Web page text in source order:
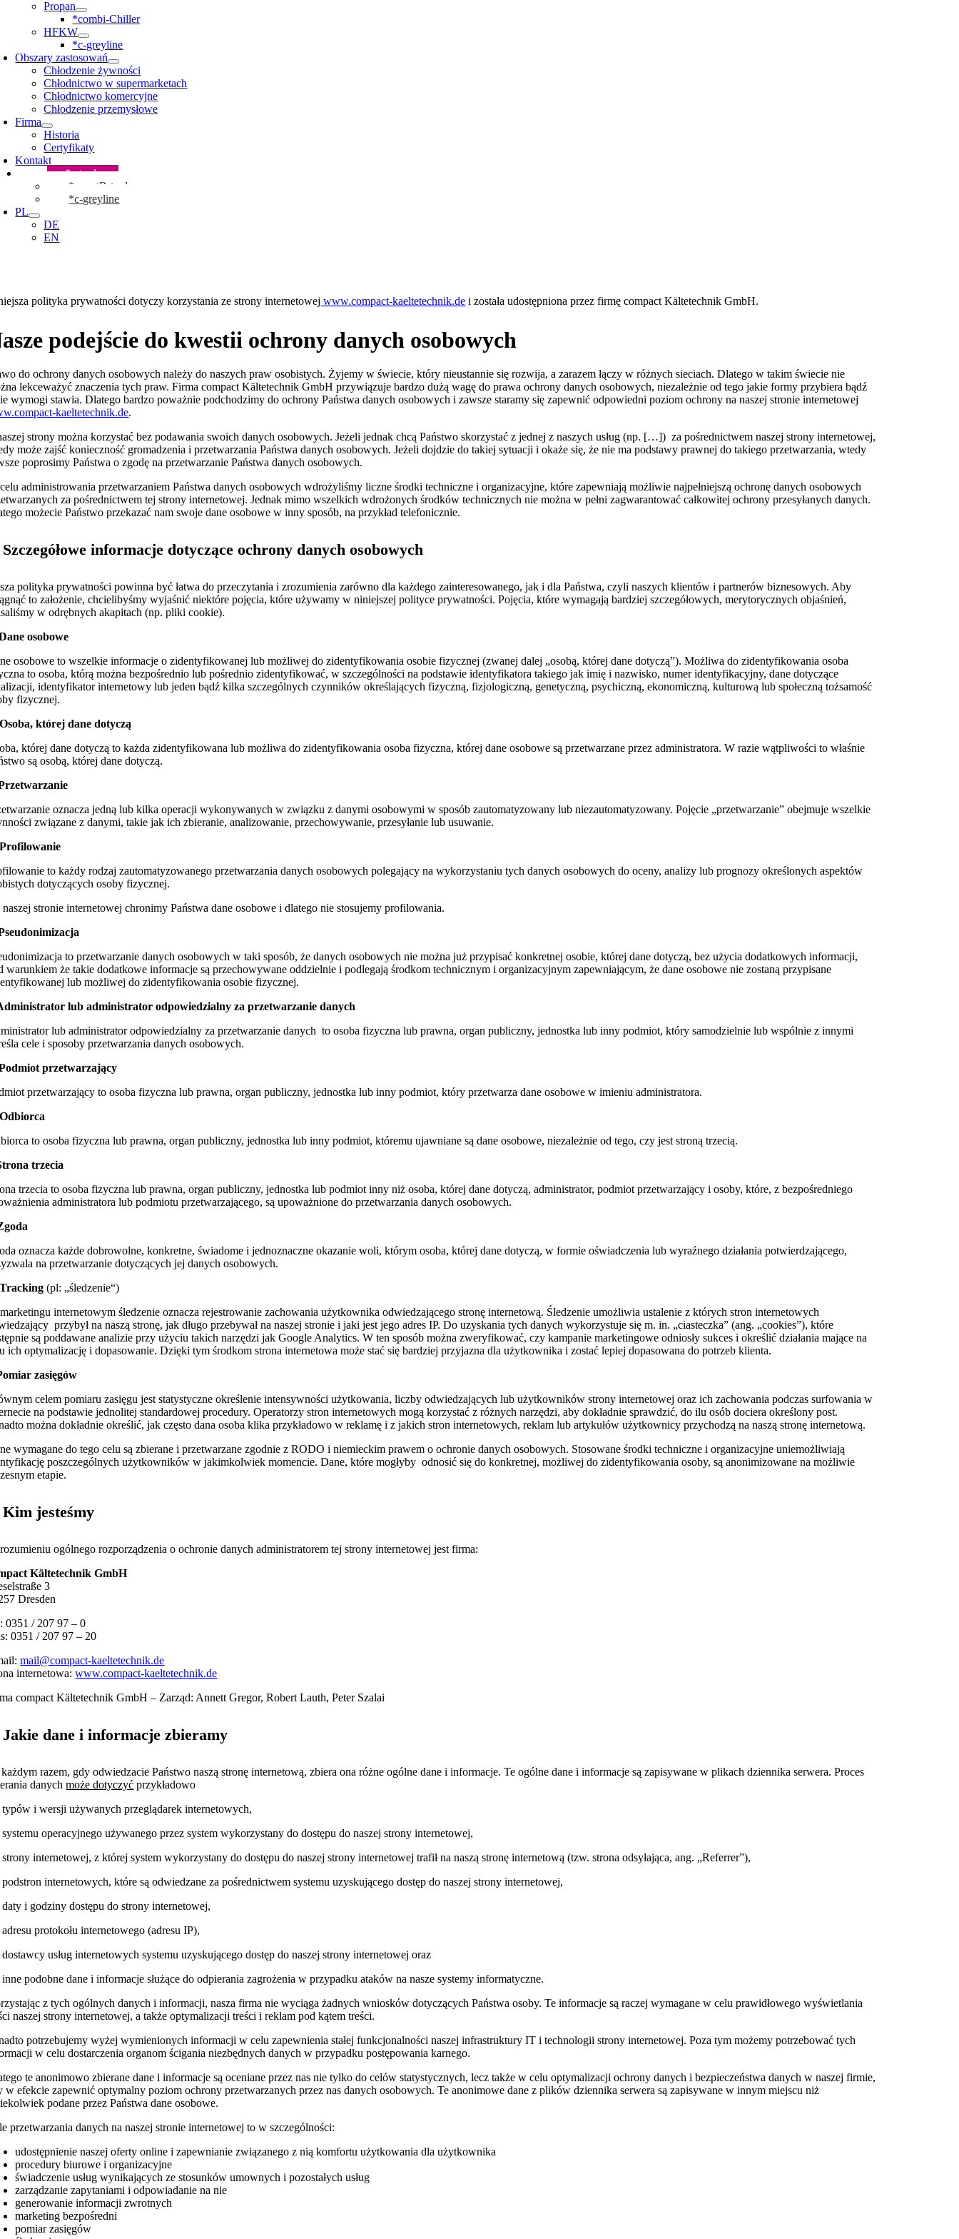
Propan
*combi-Chiller
HFKW
*c-greyline
Obszary zastosowań
Chłodzenie żywności
Chłodnictwo w supermarketach
Chłodnictwo komercyjne
Chłodzenie przemysłowe
Firma
Historia
Certyfikaty
Kontakt
*c-tools
*cmartR-tool
*c-greyline
PL
DE
EN
polityka prywatności dotyczy korzystania ze strony internetowej www.compact-kaeltetechnik.de i została udostępniona przez firmę compact Kältetechnik GmbH.
podejście do kwestii ochrony danych osobowych
do ochrony danych osobowych należy do naszych praw osobistych. Żyjemy w świecie, który nieustannie się rozwija, a zarazem łączy w różnych sieciach. Dlatego w takim świecie nie
lekceważyć znaczenia tych praw. Firma compact Kältetechnik GmbH przywiązuje bardzo dużą wagę do prawa ochrony danych osobowych, niezależnie od tego jakie formy przybiera bądź
wymogi stawia. Dlatego bardzo poważnie podchodzimy do ochrony Państwa danych osobowych i zawsze staramy się zapewnić odpowiedni poziom ochrony na naszej stronie internetowej
kaeltetechnik.de.
strony można korzystać bez podawania swoich danych osobowych. Jeżeli jednak chcą Państwo skorzystać z jednej z naszych usług (np. […]) za pośrednictwem naszej strony internetowej,
może zajść konieczność gromadzenia i przetwarzania Państwa danych osobowych. Jeżeli dojdzie do takiej sytuacji i okaże się, że nie ma podstawy prawnej do takiego przetwarzania, wtedy
poprosimy Państwa o zgodę na przetwarzanie Państwa danych osobowych.
administrowania przetwarzaniem Państwa danych osobowych wdrożyliśmy liczne środki techniczne i organizacyjne, które zapewniają możliwie najpełniejszą ochronę danych osobowych
za pośrednictwem tej strony internetowej. Jednak mimo wszelkich wdrożonych środków technicznych nie można w pełni zagwarantować całkowitej ochrony przesyłanych danych.
możecie Państwo przekazać nam swoje dane osobowe w inny sposób, na przykład telefonicznie.
informacje dotyczące ochrony danych osobowych
polityka prywatności powinna być łatwa do przeczytania i zrozumienia zarówno dla każdego zainteresowanego, jak i dla Państwa, czyli naszych klientów i partnerów biznesowych. Aby
to założenie, chcielibyśmy wyjaśnić niektóre pojęcia, które używamy w niniejszej polityce prywatności. Pojęcia, które wymagają bardziej szczegółowych, merytorycznych objaśnień,
w odrębnych akapitach (np. pliki cookie).
osobowe
osobowe to wszelkie informacje o zidentyfikowanej lub możliwej do zidentyfikowania osobie fizycznej (zwanej dalej „osobą, której dane dotyczą”). Możliwa do zidentyfikowania osoba
to osoba, którą można bezpośrednio lub pośrednio zidentyfikować, w szczególności na podstawie identyfikatora takiego jak imię i nazwisko, numer identyfikacyjny, dane dotyczące
identyfikator internetowy lub jeden bądź kilka szczególnych czynników określających fizyczną, fizjologiczną, genetyczną, psychiczną, ekonomiczną, kulturową lub społeczną tożsamość
fizycznej.
której dane dotyczą
której dane dotyczą to każda zidentyfikowana lub możliwa do zidentyfikowania osoba fizyczna, której dane osobowe są przetwarzane przez administratora. W razie wątpliwości to właśnie
są osobą, której dane dotyczą.
oznacza jedną lub kilka operacji wykonywanych w związku z danymi osobowymi w sposób zautomatyzowany lub niezautomatyzowany. Pojęcie „przetwarzanie” obejmuje wszelkie
związane z danymi, takie jak ich zbieranie, analizowanie, przechowywanie, przesyłanie lub usuwanie.
to każdy rodzaj zautomatyzowanego przetwarzania danych osobowych polegający na wykorzystaniu tych danych osobowych do oceny, analizy lub prognozy określonych aspektów
dotyczących osoby fizycznej.
naszej stronie internetowej chronimy Państwa dane osobowe i dlatego nie stosujemy profilowania.
to przetwarzanie danych osobowych w taki sposób, że danych osobowych nie można już przypisać konkretnej osobie, której dane dotyczą, bez użycia dodatkowych informacji,
warunkiem że takie dodatkowe informacje są przechowywane oddzielnie i podlegają środkom technicznym i organizacyjnym zapewniającym, że dane osobowe nie zostaną przypisane
lub możliwej do zidentyfikowania osobie fizycznej.
lub administrator odpowiedzialny za przetwarzanie danych
lub administrator odpowiedzialny za przetwarzanie danych to osoba fizyczna lub prawna, organ publiczny, jednostka lub inny podmiot, który samodzielnie lub wspólnie z innymi
cele i sposoby przetwarzania danych osobowych.
przetwarzający
przetwarzający to osoba fizyczna lub prawna, organ publiczny, jednostka lub inny podmiot, który przetwarza dane osobowe w imieniu administratora.
to osoba fizyczna lub prawna, organ publiczny, jednostka lub inny podmiot, któremu ujawniane są dane osobowe, niezależnie od tego, czy jest stroną trzecią.
trzecia
trzecia to osoba fizyczna lub prawna, organ publiczny, jednostka lub podmiot inny niż osoba, której dane dotyczą, administrator, podmiot przetwarzający i osoby, które, z bezpośredniego
administratora lub podmiotu przetwarzającego, są upoważnione do przetwarzania danych osobowych.
oznacza każde dobrowolne, konkretne, świadome i jednoznaczne okazanie woli, którym osoba, której dane dotyczą, w formie oświadczenia lub wyraźnego działania potwierdzającego,
na przetwarzanie dotyczących jej danych osobowych.
(pl: „śledzenie“)
internetowym śledzenie oznacza rejestrowanie zachowania użytkownika odwiedzającego stronę internetową. Śledzenie umożliwia ustalenie z których stron internetowych
przybył na naszą stronę, jak długo przebywał na naszej stronie i jaki jest jego adres IP. Do uzyskania tych danych wykorzystuje się m. in. „ciasteczka” (ang. „cookies”), które
są poddawane analizie przy użyciu takich narzędzi jak Google Analytics. W ten sposób można zweryfikować, czy kampanie marketingowe odniosły sukces i określić działania mające na
ich optymalizację i dopasowanie. Dzięki tym środkom strona internetowa może stać się bardziej przyjazna dla użytkownika i zostać lepiej dopasowana do potrzeb klienta.
zasięgów
celem pomiaru zasięgu jest statystyczne określenie intensywności użytkowania, liczby odwiedzających lub użytkowników strony internetowej oraz ich zachowania podczas surfowania w
na podstawie jednolitej standardowej procedury. Operatorzy stron internetowych mogą korzystać z różnych narzędzi, aby dokładnie sprawdzić, do ilu osób dociera określony post.
można dokładnie określić, jak często dana osoba klika przykładowo w reklamę i z jakich stron internetowych, reklam lub artykułów użytkownicy przychodzą na naszą stronę internetową.
wymagane do tego celu są zbierane i przetwarzane zgodnie z RODO i niemieckim prawem o ochronie danych osobowych. Stosowane środki techniczne i organizacyjne uniemożliwiają
poszczególnych użytkowników w jakimkolwiek momencie. Dane, które mogłyby odnosić się do konkretnej, możliwej do zidentyfikowania osoby, są anonimizowane na możliwie
etapie.
Kim jesteśmy
ogólnego rozporządzenia o ochronie danych administratorem tej strony internetowej jest firma:
Kältetechnik GmbH
3
Dresden
0351 / 207 97 – 0
0351 / 207 97 – 20
mail@compact-kaeltetechnik.de
internetowa:www.compact-kaeltetechnik.de
compact Kältetechnik GmbH – Zarząd: Annett Gregor, Robert Lauth, Peter Szalai
Jakie dane i informacje zbieramy
razem, gdy odwiedzacie Państwo naszą stronę internetową, zbiera ona różne ogólne dane i informacje. Te ogólne dane i informacje są zapisywane w plikach dziennika serwera. Proces
danychmoże dotyczyć przykładowo
typów i wersji używanych przeglądarek internetowych,
operacyjnego używanego przez system wykorzystany do dostępu do naszej strony internetowej,
internetowej, z której system wykorzystany do dostępu do naszej strony internetowej trafił na naszą stronę internetową (tzw. strona odsyłająca, ang. „Referrer”),
internetowych, które są odwiedzane za pośrednictwem systemu uzyskującego dostęp do naszej strony internetowej,
daty i godziny dostępu do strony internetowej,
protokołu internetowego (adresu IP),
usług internetowych systemu uzyskującego dostęp do naszej strony internetowej oraz
podobne dane i informacje służące do odpierania zagrożenia w przypadku ataków na nasze systemy informatyczne.
z tych ogólnych danych i informacji, nasza firma nie wyciąga żadnych wniosków dotyczących Państwa osoby. Te informacje są raczej wymagane w celu prawidłowego wyświetlania
naszej strony internetowej, a także optymalizacji treści i reklam pod kątem treści.
potrzebujemy wyżej wymienionych informacji w celu zapewnienia stałej funkcjonalności naszej infrastruktury IT i technologii strony internetowej. Poza tym możemy potrzebować tych
w celu dostarczenia organom ścigania niezbędnych danych w przypadku postępowania karnego.
te anonimowo zbierane dane i informacje są oceniane przez nas nie tylko do celów statystycznych, lecz także w celu optymalizacji ochrony danych i bezpieczeństwa danych w naszej firmie,
w efekcie zapewnić optymalny poziom ochrony przetwarzanych przez nas danych osobowych. Te anonimowe dane z plików dziennika serwera są zapisywane w innym miejscu niż
podane przez Państwa dane osobowe.
przetwarzania danych na naszej stronie internetowej to w szczególności:
udostępnienie naszej oferty online i zapewnianie związanego z nią komfortu użytkowania dla użytkownika
procedury biurowe i organizacyjne
świadczenie usług wynikających ze stosunków umownych i pozostałych usług
zarządzanie zapytaniami i odpowiadanie na nie
generowanie informacji zwrotnych
marketing bezpośredni
pomiar zasięgów